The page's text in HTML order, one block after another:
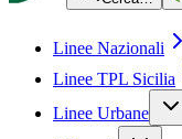
Linee Nazionali
Linee TPL Sicilia
Linee Urbane